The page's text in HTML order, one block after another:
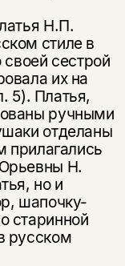
Н.П.
стиле в
сестрой
их на
5). Платья,
ручными
отделаны
прилагались
Н.
но и
шапочку-
старинной
русском